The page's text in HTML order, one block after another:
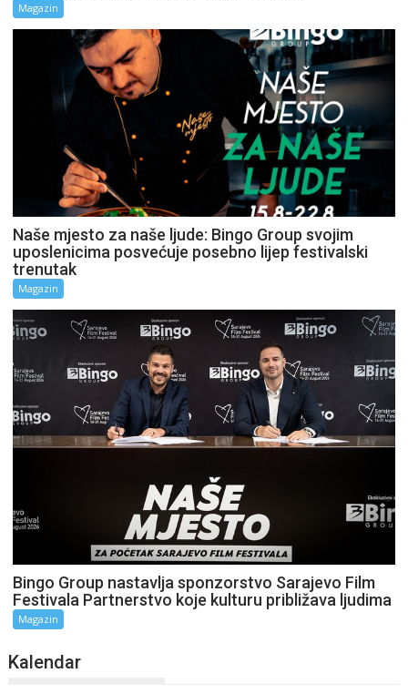
Magazin
Naše mjesto za naše ljude: Bingo Group svojim
uposlenicima posvećuje posebno lijep festivalski
trenutak
Magazin
Bingo Group nastavlja sponzorstvo Sarajevo Film
Festivala Partnerstvo koje kulturu približava ljudima
Magazin
Kalendar